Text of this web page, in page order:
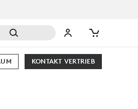
KONTAKT VERTRIEB